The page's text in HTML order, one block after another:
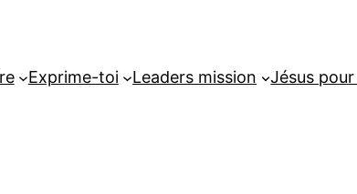
Exprime-toi Leaders mission Jésus